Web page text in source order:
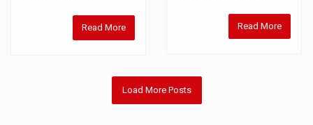
Read More
Read More
Load More Posts